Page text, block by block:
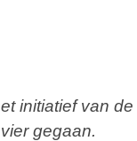
initiatief van
gegaan.